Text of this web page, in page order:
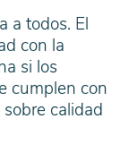
a todos. El
con la
si los
cumplen con
calidad